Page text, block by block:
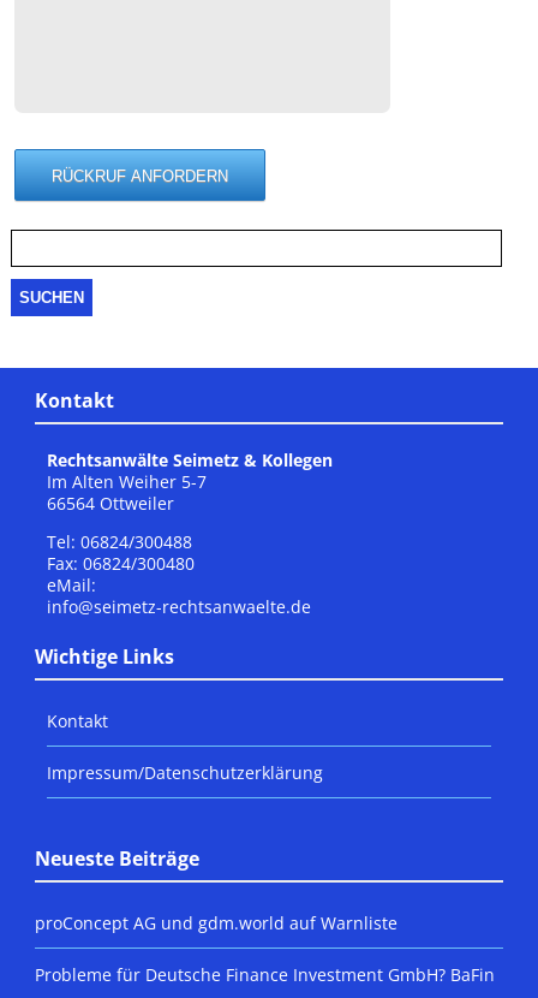
nach:
Kontakt
Rechtsanwälte Seimetz & Kollegen
Im Alten Weiher 5-7
66564 Ottweiler
Tel: 06824/300488
Fax: 06824/300480
eMail:
info@seimetz-rechtsanwaelte.de
Wichtige Links
Kontakt
Impressum/Datenschutzerklärung
Neueste Beiträge
proConcept AG und gdm.world auf Warnliste
Probleme für Deutsche Finance Investment GmbH? BaFin